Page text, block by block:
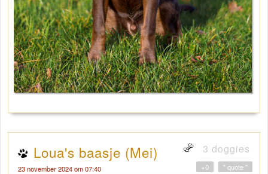
Loua's baasje (Mei) 3 doggies
23 november 2024 om 07:40 " quote "
+0